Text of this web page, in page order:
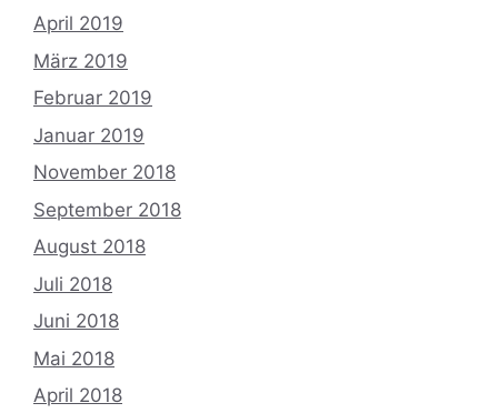
April 2019
März 2019
Februar 2019
Januar 2019
November 2018
September 2018
August 2018
Juli 2018
Juni 2018
Mai 2018
April 2018